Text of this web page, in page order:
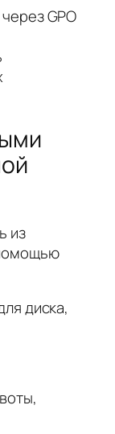
GPO
из
диска,